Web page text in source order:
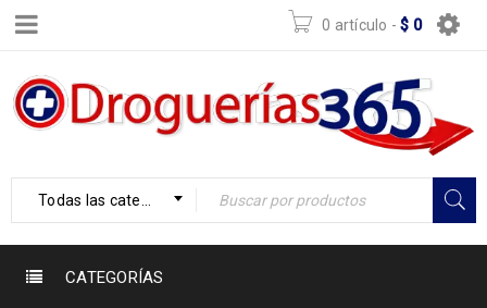
0 artículo - $ 0
Todas las categorías
CATEGORÍAS